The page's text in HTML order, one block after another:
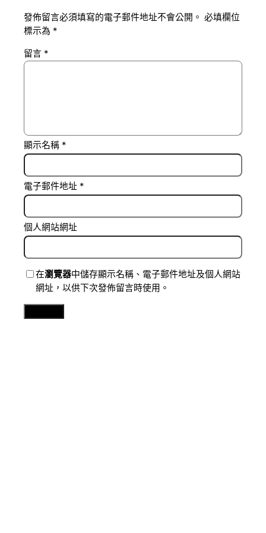
發佈留言必須填寫的電子郵件地址不會公開。 必填欄位
標示為 *
留言 *
顯示名稱 *
電子郵件地址 *
個人網站網址
在瀏覽器中儲存顯示名稱、電子郵件地址及個人網站
網址，以供下次發佈留言時使用。